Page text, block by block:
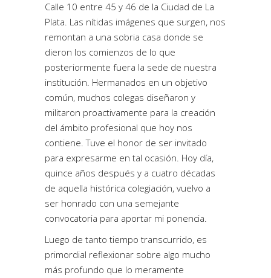
Calle 10 entre 45 y 46 de la Ciudad de La
Plata. Las nítidas imágenes que surgen, nos
remontan a una sobria casa donde se
dieron los comienzos de lo que
posteriormente fuera la sede de nuestra
institución. Hermanados en un objetivo
común, muchos colegas diseñaron y
militaron proactivamente para la creación
del ámbito profesional que hoy nos
contiene. Tuve el honor de ser invitado
para expresarme en tal ocasión. Hoy día,
quince años después y a cuatro décadas
de aquella histórica colegiación, vuelvo a
ser honrado con una semejante
convocatoria para aportar mi ponencia.
Luego de tanto tiempo transcurrido, es
primordial reflexionar sobre algo mucho
más profundo que lo meramente